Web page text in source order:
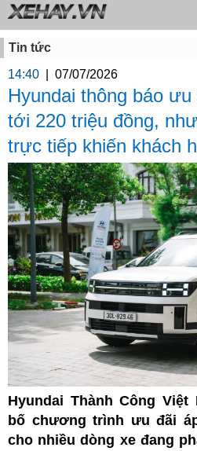
Tin tức
14:40
07/07/2026
Hyundai thông báo
tới 220 triệu đồng,
trực tiếp khiến khách
Hyundai Thành Công Việt
bố chương trình ưu đãi
cho nhiều dòng xe đang